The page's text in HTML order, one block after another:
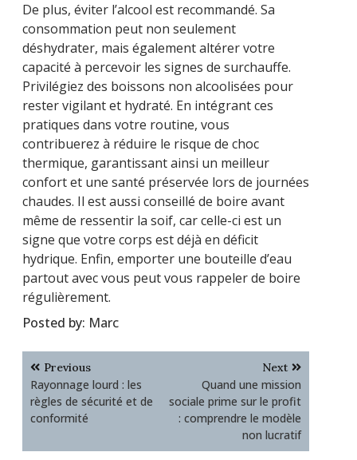
De plus, éviter l’alcool est recommandé. Sa
consommation peut non seulement
déshydrater, mais également altérer votre
capacité à percevoir les signes de surchauffe.
Privilégiez des boissons non alcoolisées pour
rester vigilant et hydraté. En intégrant ces
pratiques dans votre routine, vous
contribuerez à réduire le risque de choc
thermique, garantissant ainsi un meilleur
confort et une santé préservée lors de journées
chaudes. Il est aussi conseillé de boire avant
même de ressentir la soif, car celle-ci est un
signe que votre corps est déjà en déficit
hydrique. Enfin, emporter une bouteille d’eau
partout avec vous peut vous rappeler de boire
régulièrement.
Posted by: Marc
Navigation
de
l’article
Previous
Rayonnage lourd : les
règles de sécurité et de
conformité
Next
Quand une mission
sociale prime sur le profit
: comprendre le modèle
non lucratif